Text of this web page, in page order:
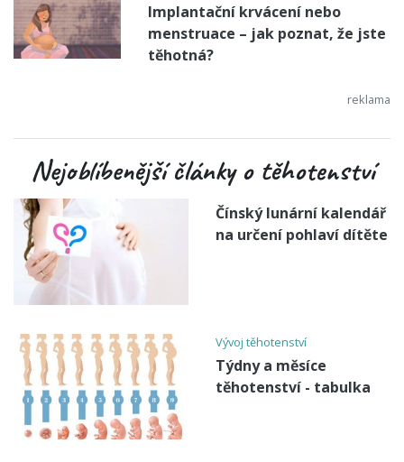
Implantační krvácení nebo
menstruace – jak poznat, že jste
těhotná?
Nejoblíbenější články o těhotenství
Čínský lunární kalendář
na určení pohlaví dítěte
Vývoj těhotenství
Týdny a měsíce
těhotenství - tabulka